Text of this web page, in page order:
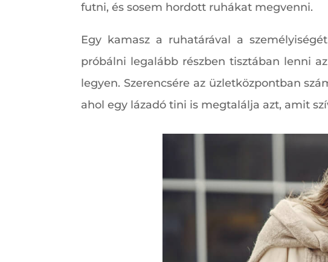
futni, és sosem hordott ruhákat megvenni.
Egy kamasz a ruhatárával a
próbálni legalább részben tisztában lenni
legyen. Szerencsére az üzletközpontban
ahol egy lázadó tini is megtalálja azt, amit